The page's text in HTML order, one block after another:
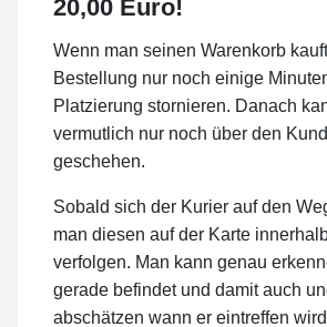
20,00 Euro!
Wenn man seinen Warenkorb
Bestellung nur noch einige
Platzierung stornieren. Danach
vermutlich nur noch über den
geschehen.
Sobald sich der Kurier auf den
man diesen auf der Karte
verfolgen. Man kann genau
gerade befindet und damit auch
abschätzen wann er eintreffen